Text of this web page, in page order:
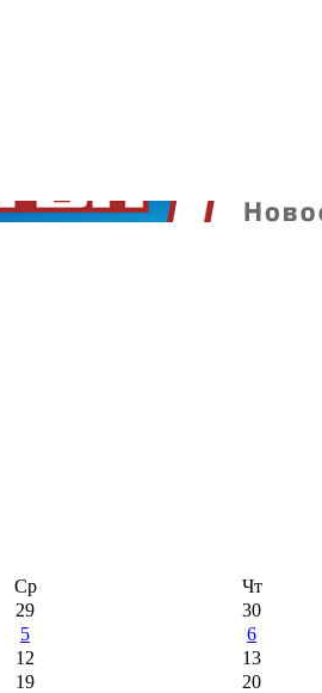
Ср Чт
29 30
5 6
12 13
19 20